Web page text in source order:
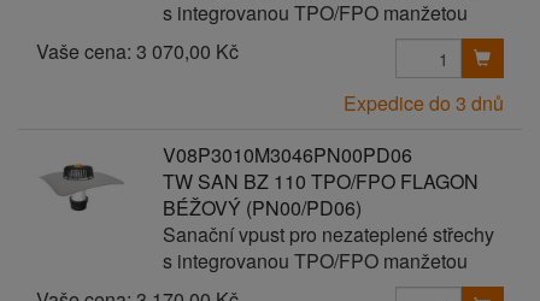
s integrovanou TPO/FPO manžetou
Vaše cena: 3 070,00 Kč
Expedice do 3 dnů
V08P3010M3046PN00PD06
TW SAN BZ 110 TPO/FPO FLAGON
BÉŽOVÝ (PN00/PD06)
Sanační vpust pro nezateplené střechy
s integrovanou TPO/FPO manžetou